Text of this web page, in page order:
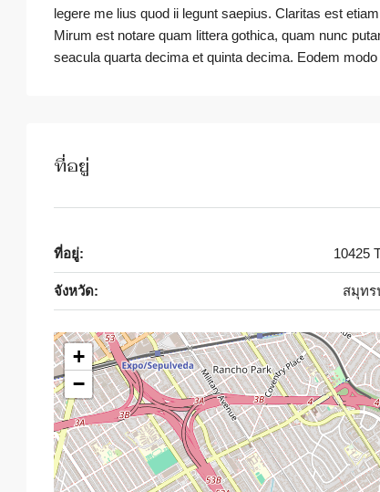
legere me lius quod ii legunt saepius. Claritas est
Mirum est notare quam littera gothica, quam nunc
seacula quarta decima et quinta decima. Eodem
ที่อยู่
ที่อยู่: 10425
จังหวัด: สมุทร
+
−